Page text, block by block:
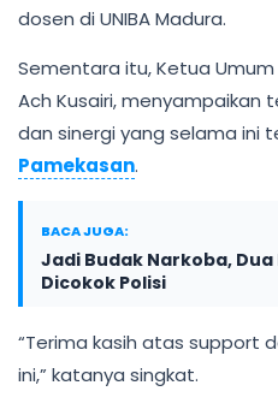
dosen di UNIBA Madura.
Sementara itu, Ketua Umum
Ach Kusairi, menyampaikan
dan sinergi yang selama ini
Pamekasan.
BACA JUGA:
Jadi Budak Narkoba,
Dicokok Polisi
“Terima kasih atas support
ini,” katanya singkat.